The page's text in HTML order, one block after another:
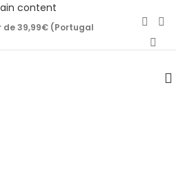
content
de 39,99€ (Portugal